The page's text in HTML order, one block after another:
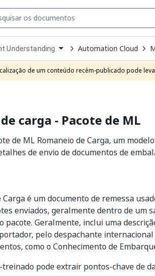
Understanding Automation Cloud
de um conteúdo recém-publicado pode
carga - Pacote de ML
de ML Romaneio de Carga, um
de envio de documentos de
Carga é um documento de remessa
enviados, geralmente dentro de um
Geralmente, inclui uma
pelo despachante
como o Conhecimento de
pode extrair pontos-chave de